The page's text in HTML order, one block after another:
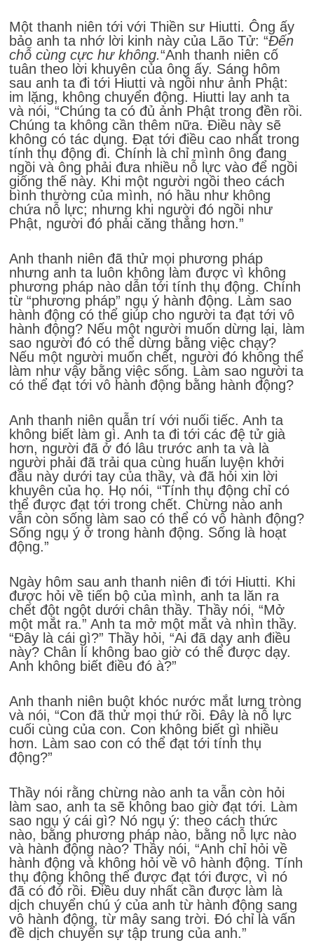
Một thanh niên tới với Thiền sư Hiutti. Ông ấy
bảo anh ta nhớ lời kinh này của Lão Tử: “Đến
chỗ cùng cực hư không.“Anh thanh niên cố
tuân theo lời khuyên của ông ấy. Sáng hôm
sau anh ta đi tới Hiutti và ngồi như ảnh Phật:
im lặng, không chuyển động. Hiutti lay anh ta
và nói, “Chúng ta có đủ ảnh Phật trong đền rồi.
Chúng ta không cần thêm nữa. Điều này sẽ
không có tác dụng. Đạt tới điều cao nhất trong
tính thụ động đi. Chính là chỉ mình ông đang
ngồi và ông phải đưa nhiều nỗ lực vào để ngồi
giống thế này. Khi một người ngồi theo cách
bình thường của mình, nó hầu như không
chứa nỗ lực; nhưng khi người đó ngồi như
Phật, người đó phải căng thẳng hơn.”
Anh thanh niên đã thử mọi phương pháp
nhưng anh ta luôn không làm được vì không
phương pháp nào dẫn tới tính thụ động. Chính
từ “phương pháp” ngụ ý hành động. Làm sao
hành động có thể giúp cho người ta đạt tới vô
hành động? Nếu một người muốn dừng lại, làm
sao người đó có thể dừng bằng việc chạy?
Nếu một người muốn chết, người đó không thể
làm như vậy bằng việc sống. Làm sao người ta
có thể đạt tới vô hành động bằng hành động?
Anh thanh niên quẫn trí với nuối tiếc. Anh ta
không biết làm gì. Anh ta đi tới các đệ tử già
hơn, người đã ở đó lâu trước anh ta và là
người phải đã trải qua cùng huấn luyện khởi
đầu này dưới tay của thầy, và đã hỏi xin lời
khuyên của họ. Họ nói, “Tính thụ động chỉ có
thể được đạt tới trong chết. Chừng nào anh
vẫn còn sống làm sao có thể có vô hành động?
Sống ngụ ý ở trong hành động. Sống là hoạt
động.”
Ngày hôm sau anh thanh niên đi tới Hiutti. Khi
được hỏi về tiến bộ của mình, anh ta lăn ra
chết đột ngột dưới chân thầy. Thầy nói, “Mở
một mắt ra.” Anh ta mở một mắt và nhìn thầy.
“Đây là cái gì?” Thầy hỏi, “Ai đã dạy anh điều
này? Chân lí không bao giờ có thể được dạy.
Anh không biết điều đó à?”
Anh thanh niên buột khóc nước mắt lưng tròng
và nói, “Con đã thử mọi thứ rồi. Đây là nỗ lực
cuối cùng của con. Con không biết gì nhiều
hơn. Làm sao con có thể đạt tới tính thụ
động?”
Thầy nói rằng chừng nào anh ta vẫn còn hỏi
làm sao, anh ta sẽ không bao giờ đạt tới. Làm
sao ngụ ý cái gì? Nó ngụ ý: theo cách thức
nào, bằng phương pháp nào, bằng nỗ lực nào
và hành động nào? Thầy nói, “Anh chỉ hỏi về
hành động và không hỏi về vô hành động. Tính
thụ động không thể được đạt tới được, vì nó
đã có đó rồi. Điều duy nhất cần được làm là
dịch chuyển chú ý của anh từ hành động sang
vô hành động, từ mây sang trời. Đó chỉ là vấn
đề dịch chuyển sự tập trung của anh.”